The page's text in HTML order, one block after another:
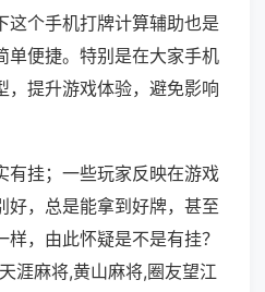
这个手机打牌计算辅助也是
单便捷。特别是在大家手机
，提升游戏体验，避免影响
有挂；一些玩家反映在游戏
好，总是能拿到好牌，甚至
，由此怀疑是不是有挂？
涯麻将,黄山麻将,圈友望江